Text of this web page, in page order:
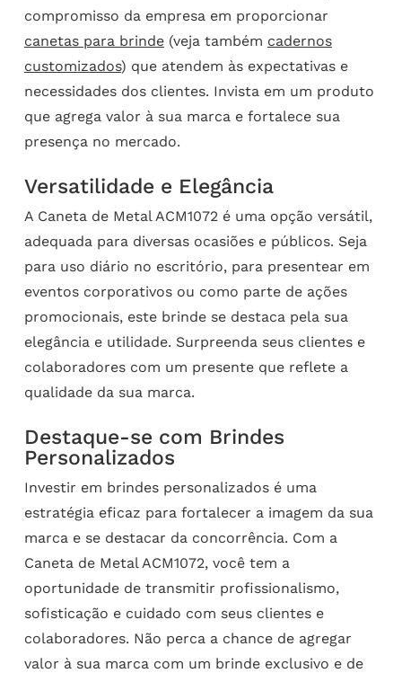
compromisso da empresa em proporcionar
canetas para brinde(veja também cadernos
customizados) que atendem às expectativas e
necessidades dos clientes. Invista em um produto
que agrega valor à sua marca e fortalece sua
presença no mercado.
Versatilidade e Elegância
A Caneta de Metal ACM1072 é uma opção versátil,
adequada para diversas ocasiões e públicos. Seja
para uso diário no escritório, para presentear em
eventos corporativos ou como parte de ações
promocionais, este brinde se destaca pela sua
elegância e utilidade. Surpreenda seus clientes e
colaboradores com um presente que reflete a
qualidade da sua marca.
Destaque-se com Brindes
Personalizados
Investir em brindes personalizados é uma
estratégia eficaz para fortalecer a imagem da sua
marca e se destacar da concorrência. Com a
Caneta de Metal ACM1072, você tem a
oportunidade de transmitir profissionalismo,
sofisticação e cuidado com seus clientes e
colaboradores. Não perca a chance de agregar
valor à sua marca com um brinde exclusivo e de